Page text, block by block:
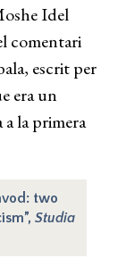
Idel
comentari
escrit per
era un
la primera
two
Studia